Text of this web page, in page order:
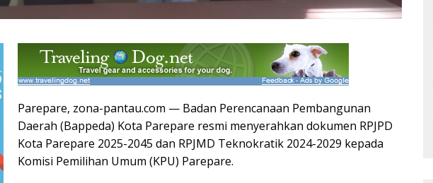
Parepare, zona-pantau.com — Badan Perencanaan Pembangunan
Daerah (Bappeda) Kota Parepare resmi menyerahkan dokumen RPJPD
Kota Parepare 2025-2045 dan RPJMD Teknokratik 2024-2029 kepada
Komisi Pemilihan Umum (KPU) Parepare.